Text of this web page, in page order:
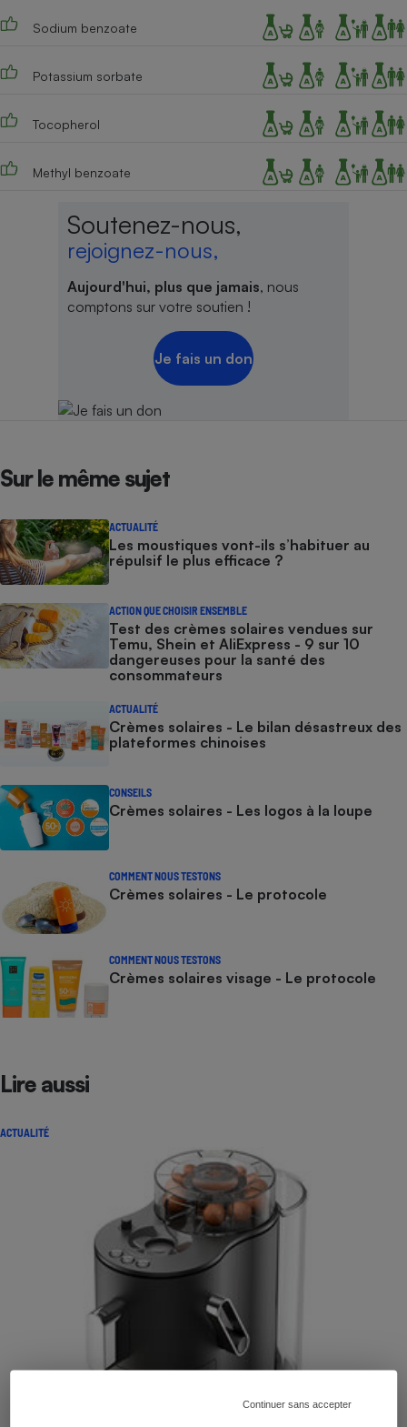
Continuer sans accepter
Sodium benzoate
Potassium sorbate
Tocopherol
Methyl benzoate
Soutenez-nous,
rejoignez-nous,
Aujourd'hui, plus que jamais, nous
comptons sur votre soutien !
Je fais un don
Sur le même sujet
ACTUALITÉ
Les moustiques vont-ils s’habituer au
répulsif le plus efficace ?
ACTION QUE CHOISIR ENSEMBLE
Test des crèmes solaires vendues sur
Temu, Shein et AliExpress - 9 sur 10
dangereuses pour la santé des
consommateurs
ACTUALITÉ
Crèmes solaires - Le bilan désastreux des
plateformes chinoises
CONSEILS
Crèmes solaires - Les logos à la loupe
COMMENT NOUS TESTONS
Crèmes solaires - Le protocole
COMMENT NOUS TESTONS
Crèmes solaires visage - Le protocole
Lire aussi
ACTUALITÉ
Robot ménager